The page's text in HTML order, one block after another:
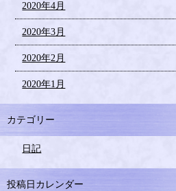
2020年4月
2020年3月
2020年2月
2020年1月
カテゴリー
日記
投稿日カレンダー